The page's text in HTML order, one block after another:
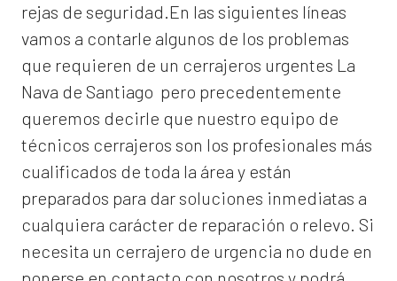
rejas de seguridad.En las siguientes líneas
vamos a contarle algunos de los problemas
que requieren de un cerrajeros urgentes La
Nava de Santiago pero precedentemente
queremos decirle que nuestro equipo de
técnicos cerrajeros son los profesionales más
cualificados de toda la área y están
preparados para dar soluciones inmediatas a
cualquiera carácter de reparación o relevo. Si
necesita un cerrajero de urgencia no dude en